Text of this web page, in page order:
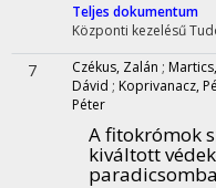
Teljes dokumentum
Központi kezelésű
7 Czékus, Zalán ;
Dávid ; Koprivanacz,
Péter
A fitokrómok
kiváltott